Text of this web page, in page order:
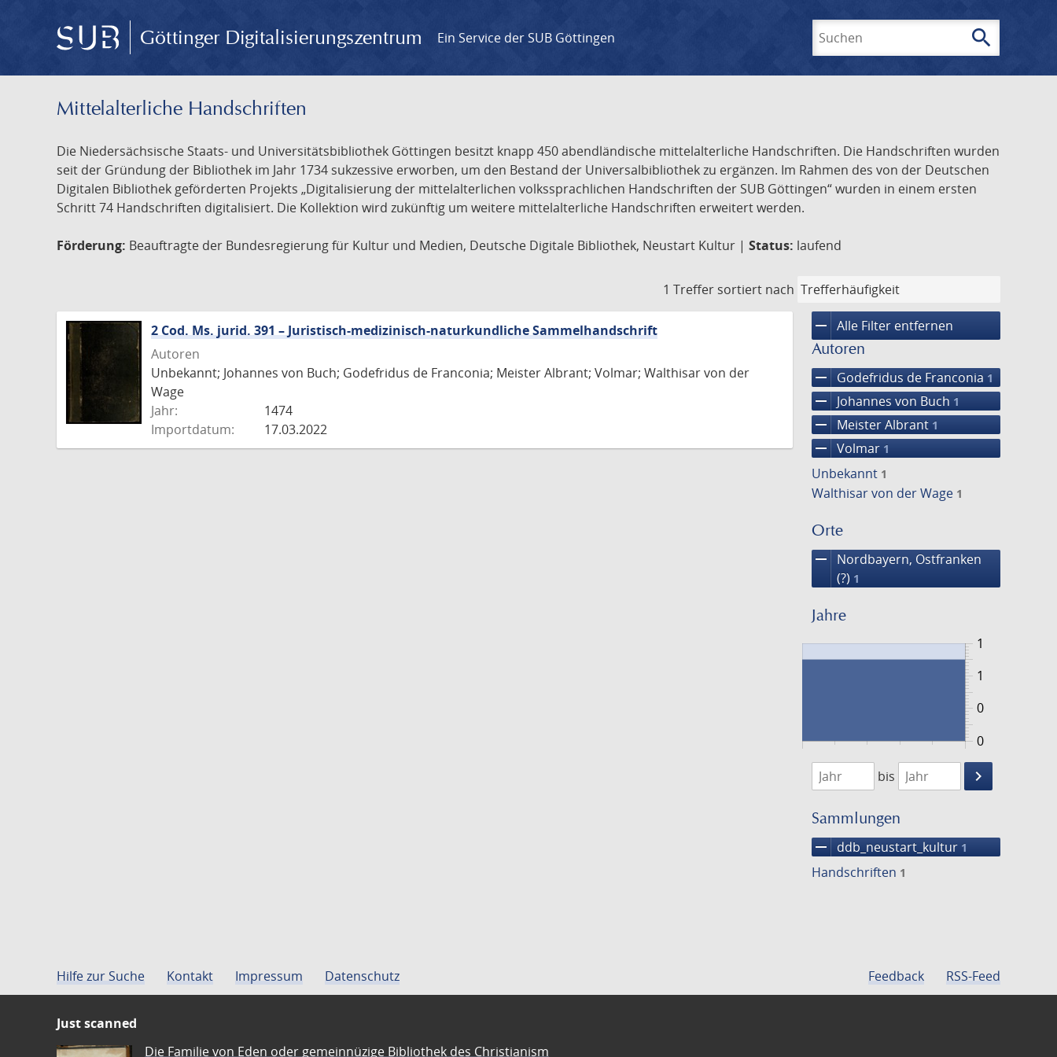
Göttinger Digitalisierungszentrum Ein Service der SUB Göttingen search
Mittelalterliche Handschriften
Die Niedersächsische Staats- und Universitätsbibliothek Göttingen besitzt knapp 450 abendländische mittelalterliche Handschriften. Die Handschriften wurden
seit der Gründung der Bibliothek im Jahr 1734 sukzessive erworben, um den Bestand der Universalbibliothek zu ergänzen. Im Rahmen des von der Deutschen
Digitalen Bibliothek geförderten Projekts „Digitalisierung der mittelalterlichen volkssprachlichen Handschriften der SUB Göttingen“ wurden in einem ersten
Schritt 74 Handschriften digitalisiert. Die Kollektion wird zukünftig um weitere mittelalterliche Handschriften erweitert werden.
Förderung: Beauftragte der Bundesregierung für Kultur und Medien, Deutsche Digitale Bibliothek, Neustart Kultur | Status: laufend
1 Treffer sortiert nach
remove Alle Filter entfernen
Autoren
remove Godefridus de Franconia 1
remove Johannes von Buch 1
remove Meister Albrant 1
remove Volmar 1
Unbekannt 1
Walthisar von der Wage 1
Orte
remove
Nordbayern, Ostfranken
(?) 1
Jahre
0
1
0
1
1474
1475
bis
keyboard_arrow_right
Suche
Sammlungen
remove ddb_neustart_kultur 1
Handschriften 1
2 Cod. Ms. jurid. 391 – Juristisch-medizinisch-naturkundliche Sammelhandschrift
Autoren
Unbekannt; Johannes von Buch; Godefridus de Franconia; Meister Albrant; Volmar; Walthisar von der
Wage
Jahr:
1474
Importdatum:
17.03.2022
Hilfe zur Suche Kontakt Impressum Datenschutz Feedback RSS-Feed
Just scanned
Die Familie von Eden oder gemeinnüzige Bibliothek des Christianism